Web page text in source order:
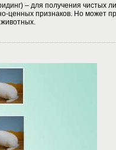
– для получения чистых
ценных признаков. Но может